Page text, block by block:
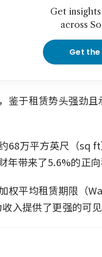
Get
across
Get
鉴于租赁势头强劲
68万平方英尺（sq
带来了5.6%的正向
权平均租赁期限（
入提供了更强的可见